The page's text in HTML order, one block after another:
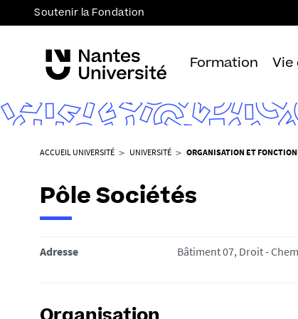
Soutenir la Fondation
Formation Vie
V
u
s
ê
e
ACCUEIL UNIVERSITÉ UNIVERSITÉ ORGANISATION ET
Pôle Sociétés
Adresse Bâtiment 07, Droit -